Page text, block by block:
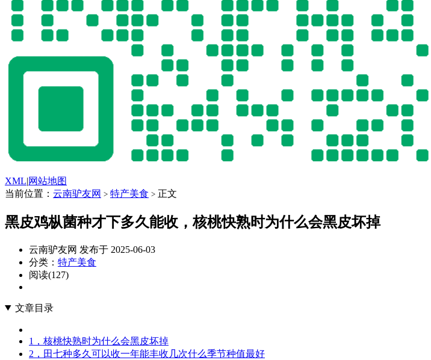
XML|网站地图
当前位置： 云南驴友网 > 特产美食 > 正文
黑皮鸡枞菌种才下多久能收，核桃快熟时为什么会黑皮坏掉
云南驴友网 发布于 2025-06-03
分类： 特产美食
阅读(127)
文章目录
1，核桃快熟时为什么会黑皮坏掉
2，田七种多久可以收一年能丰收几次什么季节种值最好